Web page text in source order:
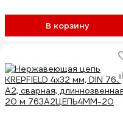
В корзину